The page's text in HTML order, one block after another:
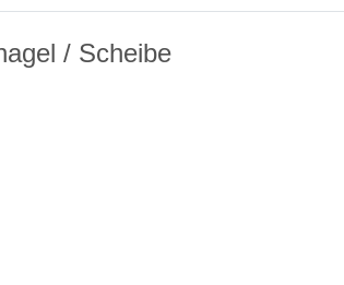
/ Scheibe